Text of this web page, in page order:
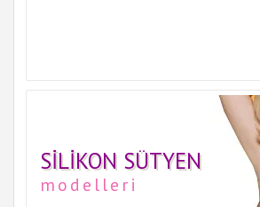
SILIKON SÜTYEN
modelleri